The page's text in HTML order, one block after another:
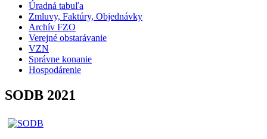
Úradná tabuľa
Zmluvy, Faktúry, Objednávky
Archív FZO
Verejné obstarávanie
VZN
Správne konanie
Hospodárenie
SODB 2021